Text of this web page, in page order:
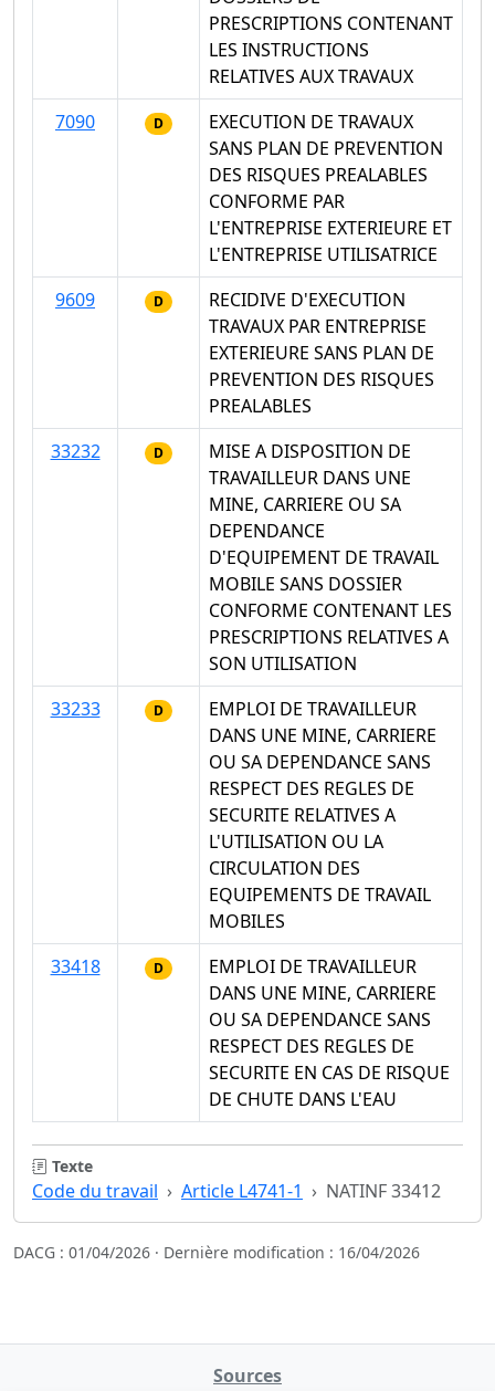
PRESCRIPTIONS CONTENANT
LES INSTRUCTIONS
RELATIVES AUX TRAVAUX
7090
D
EXECUTION DE TRAVAUX
SANS PLAN DE PREVENTION
DES RISQUES PREALABLES
CONFORME PAR
L'ENTREPRISE EXTERIEURE ET
L'ENTREPRISE UTILISATRICE
9609
D
RECIDIVE D'EXECUTION
TRAVAUX PAR ENTREPRISE
EXTERIEURE SANS PLAN DE
PREVENTION DES RISQUES
PREALABLES
33232
D
MISE A DISPOSITION DE
TRAVAILLEUR DANS UNE
MINE, CARRIERE OU SA
DEPENDANCE
D'EQUIPEMENT DE TRAVAIL
MOBILE SANS DOSSIER
CONFORME CONTENANT LES
PRESCRIPTIONS RELATIVES A
SON UTILISATION
33233
D
EMPLOI DE TRAVAILLEUR
DANS UNE MINE, CARRIERE
OU SA DEPENDANCE SANS
RESPECT DES REGLES DE
SECURITE RELATIVES A
L'UTILISATION OU LA
CIRCULATION DES
EQUIPEMENTS DE TRAVAIL
MOBILES
33418
D
EMPLOI DE TRAVAILLEUR
DANS UNE MINE, CARRIERE
OU SA DEPENDANCE SANS
RESPECT DES REGLES DE
SECURITE EN CAS DE RISQUE
DE CHUTE DANS L'EAU
Texte
Code du travail Article L4741-1 NATINF 33412
DACG : 01/04/2026 · Dernière modification : 16/04/2026
Sources